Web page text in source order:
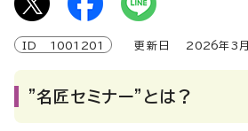
ID 1001201 更新日 2026年3月
”名匠セミナー”とは？